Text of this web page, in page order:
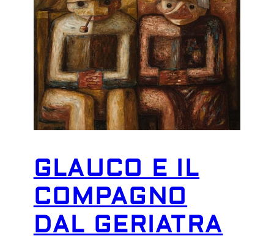
GLAUCO E IL
COMPAGNO
DAL GERIATRA